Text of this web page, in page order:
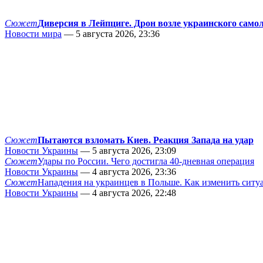
СюжетДиверсия в Лейпциге. Дрон возле украинского
Новости мира — 5 августа 2026, 23:36
СюжетПытаются взломать Киев. Реакция Запада на удар
Новости Украины — 5 августа 2026, 23:09
СюжетУдары по России. Чего достигла 40-дневная операция
Новости Украины — 4 августа 2026, 23:36
СюжетНападения на украинцев в Польше. Как изменить
Новости Украины — 4 августа 2026, 22:48